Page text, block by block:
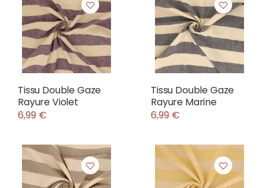
Tissu Double Gaze
Rayure Violet
6,99 €
Tissu Double Gaze
Rayure Marine
6,99 €